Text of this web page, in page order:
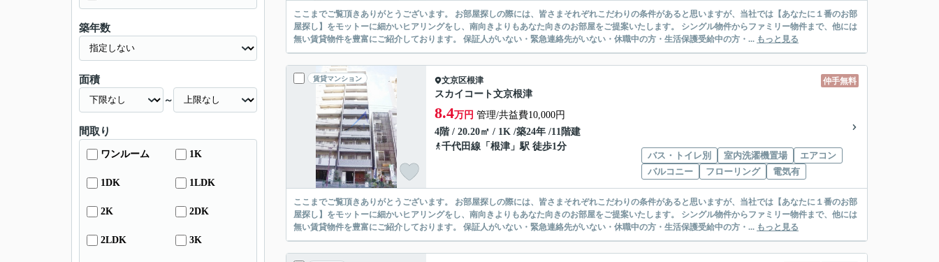
ここまでご覧頂きありがとうございます。 お部屋探しの際には、皆さまそれぞれこだわりの条件があると思いますが、当社では【あなたに１番のお部
屋探し】をモットーに細かいヒアリングをし、南向きよりもあなた向きのお部屋をご提案いたします。 シングル物件からファミリー物件まで、他には
無い賃貸物件を豊富にご紹介しております。 保証人がいない・緊急連絡先がいない・休職中の方・生活保護受給中の方・... もっと見る
賃貸マンション 仲手無料
文京区根津
スカイコート文京根津
8.4万円 管理/共益費10,000円
4階 / 20.20㎡ / 1K /築24年 /11階建
千代田線 「 根津 」駅 徒歩1分
バス・トイレ別
室内洗濯機置場
エアコン
バルコニー
フローリング 電気有
ここまでご覧頂きありがとうございます。 お部屋探しの際には、皆さまそれぞれこだわりの条件があると思いますが、当社では【あなたに１番のお部
屋探し】をモットーに細かいヒアリングをし、南向きよりもあなた向きのお部屋をご提案いたします。 シングル物件からファミリー物件まで、他には
無い賃貸物件を豊富にご紹介しております。 保証人がいない・緊急連絡先がいない・休職中の方・生活保護受給中の方・... もっと見る
築年数
面積
～
間取り
ワンルーム 1K
1DK 1LDK
2K 2DK
2LDK 3K